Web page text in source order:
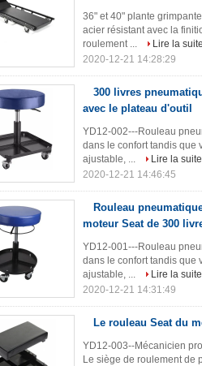
36" et 40" plante
acier résistant avec la
roulement ...
Lire la suite
2020-12-21 14:28:29
300 livres
avec le plateau d'outil
YD12-002---Rouleau
dans le confort tandis que
ajustable, ...
Lire la suite
2020-12-21 14:46:45
Rouleau
moteur Seat de 300
YD12-001---Rouleau
dans le confort tandis que
ajustable, ...
Lire la suite
2020-12-21 14:31:49
Le rouleau Seat du
YD12-003--Mécanicien
Le siège de roulement de